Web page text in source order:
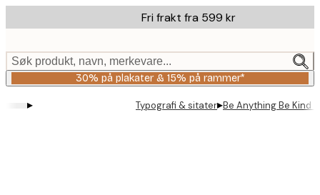
to
content.
Fri frakt fra 599 kr
Søk produkt, navn, merkevare...
30% på plakater & 15% på rammer*
▸ Typografi & sitater▸Be Anything Be Kind